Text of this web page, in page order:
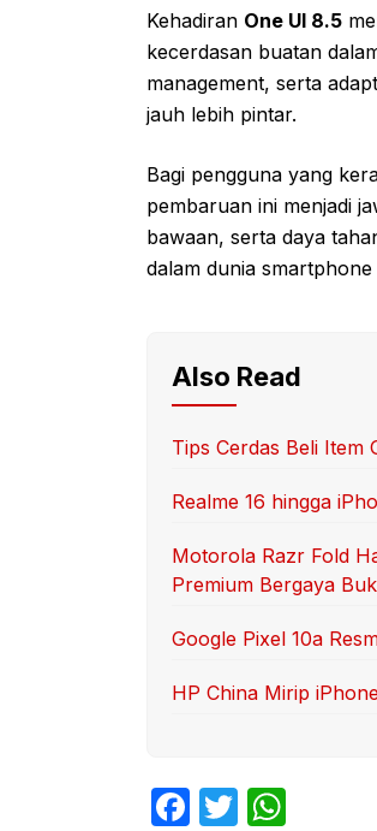
Kehadiran One UI 8.5
kecerdasan buatan
management, serta
jauh lebih pintar.
Bagi pengguna yang
pembaruan ini menjadi
bawaan, serta daya
dalam dunia
Also Read
Tips Cerdas Beli Item
Realme 16 hingga
Motorola Razr Fold
Premium Bergaya
Google Pixel 10a
HP China Mirip
F
T